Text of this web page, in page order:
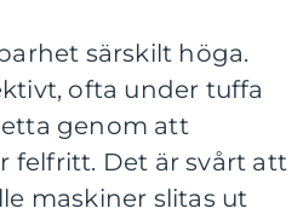
särskilt höga.
ofta under tuffa
genom att
felfritt. Det är svårt att
maskiner slitas ut